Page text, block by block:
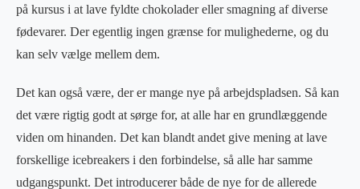
på kursus i at lave fyldte chokolader eller smagning af diverse
fødevarer. Der egentlig ingen grænse for mulighederne, og du
kan selv vælge mellem dem.
Det kan også være, der er mange nye på arbejdspladsen. Så kan
det være rigtig godt at sørge for, at alle har en grundlæggende
viden om hinanden. Det kan blandt andet give mening at lave
forskellige icebreakers i den forbindelse, så alle har samme
udgangspunkt. Det introducerer både de nye for de allerede